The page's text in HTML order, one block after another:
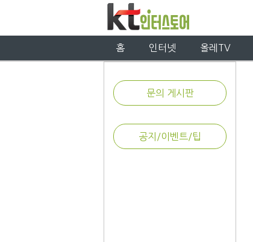
홈 인터넷 올레TV
문의 게시판
공지/이벤트/팁